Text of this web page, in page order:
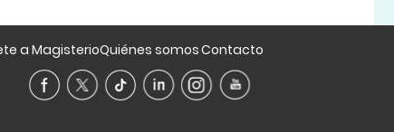
a MagisterioQuiénes somosContacto